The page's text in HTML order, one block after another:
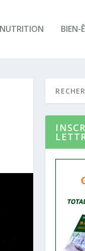
NUTRITION BIEN-